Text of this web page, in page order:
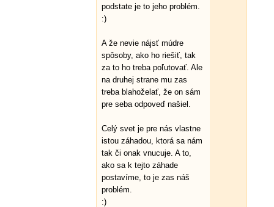
podstate je to jeho problém.
:)
A že nevie nájsť múdre
spôsoby, ako ho riešiť, tak
za to ho treba poľutovať. Ale
na druhej strane mu zas
treba blahoželať, že on sám
pre seba odpoveď našiel.
Celý svet je pre nás vlastne
istou záhadou, ktorá sa nám
tak či onak vnucuje. A to,
ako sa k tejto záhade
postavíme, to je zas náš
problém.
:)